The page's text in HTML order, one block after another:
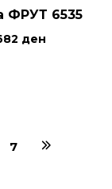
ФРУТ 6535
ден
7